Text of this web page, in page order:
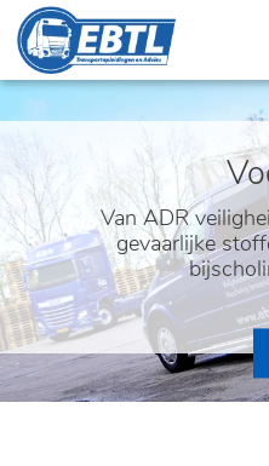
Van ADR
gevaarlijke